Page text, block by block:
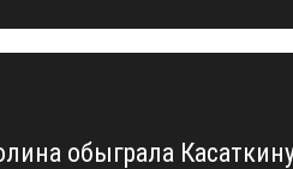
обыграла